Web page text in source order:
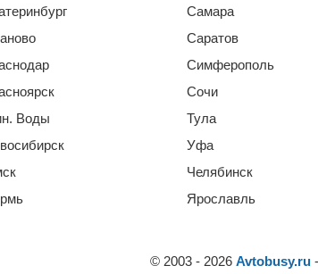
Воды
Самара
Саратов
Симферополь
Сочи
Тула
Уфа
Челябинск
Ярославль
© 2003 - 2026 Avtobusy.ru